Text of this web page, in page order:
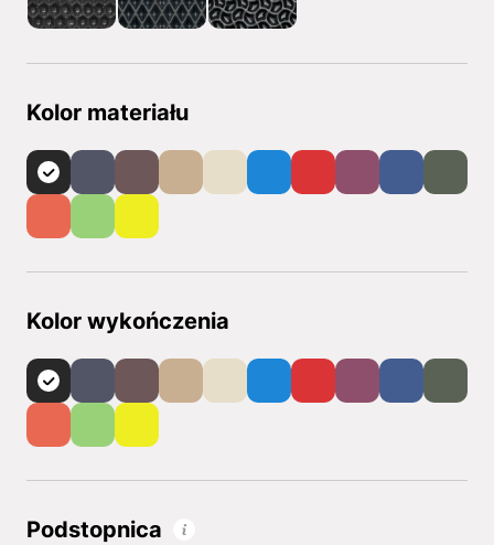
Kolor materiału
Kolor wykończenia
Podstopnica